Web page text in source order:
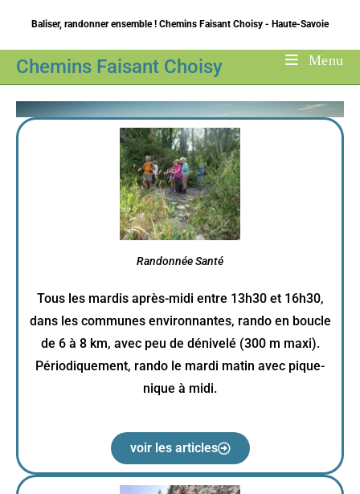
Baliser, randonner ensemble ! Chemins Faisant Choisy - Haute-Savoie
Chemins Faisant Choisy Menu
Randonnée Santé
Tous les mardis après-midi entre 13h30 et 16h30,
dans les communes environnantes, rando en boucle
de 6 à 8 km, avec peu de dénivelé (300 m maxi).
Périodiquement, rando le mardi matin avec pique-
nique à midi.
voir les articles